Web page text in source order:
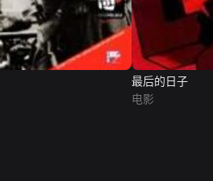
最后的日子
电影